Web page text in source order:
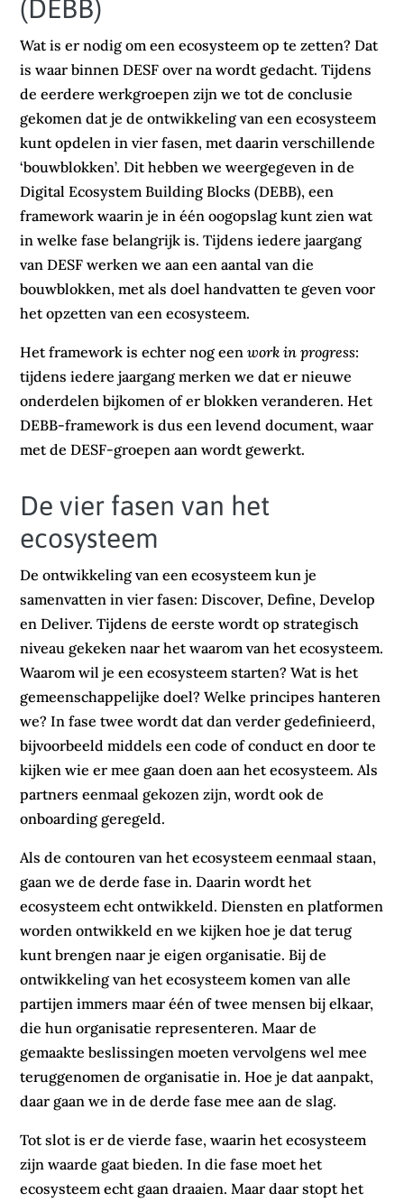
(DEBB)
Wat is er nodig om een ecosysteem op te zetten? Dat
is waar binnen DESF over na wordt gedacht. Tijdens
de eerdere werkgroepen zijn we tot de conclusie
gekomen dat je de ontwikkeling van een ecosysteem
kunt opdelen in vier fasen, met daarin verschillende
‘bouwblokken’. Dit hebben we weergegeven in de
Digital Ecosystem Building Blocks (DEBB), een
framework waarin je in één oogopslag kunt zien wat
in welke fase belangrijk is. Tijdens iedere jaargang
van DESF werken we aan een aantal van die
bouwblokken, met als doel handvatten te geven voor
het opzetten van een ecosysteem.
Het framework is echter nog eenwork in progress:
tijdens iedere jaargang merken we dat er nieuwe
onderdelen bijkomen of er blokken veranderen. Het
DEBB-framework is dus een levend document, waar
met de DESF-groepen aan wordt gewerkt.
De vier fasen van het
ecosysteem
De ontwikkeling van een ecosysteem kun je
samenvatten in vier fasen: Discover, Define, Develop
en Deliver. Tijdens de eerste wordt op strategisch
niveau gekeken naar het waarom van het ecosysteem.
Waarom wil je een ecosysteem starten? Wat is het
gemeenschappelijke doel? Welke principes hanteren
we? In fase twee wordt dat dan verder gedefinieerd,
bijvoorbeeld middels een code of conduct en door te
kijken wie er mee gaan doen aan het ecosysteem. Als
partners eenmaal gekozen zijn, wordt ook de
onboarding geregeld.
Als de contouren van het ecosysteem eenmaal staan,
gaan we de derde fase in. Daarin wordt het
ecosysteem echt ontwikkeld. Diensten en platformen
worden ontwikkeld en we kijken hoe je dat terug
kunt brengen naar je eigen organisatie. Bij de
ontwikkeling van het ecosysteem komen van alle
partijen immers maar één of twee mensen bij elkaar,
die hun organisatie representeren. Maar de
gemaakte beslissingen moeten vervolgens wel mee
teruggenomen de organisatie in. Hoe je dat aanpakt,
daar gaan we in de derde fase mee aan de slag.
Tot slot is er de vierde fase, waarin het ecosysteem
zijn waarde gaat bieden. In die fase moet het
ecosysteem echt gaan draaien. Maar daar stopt het